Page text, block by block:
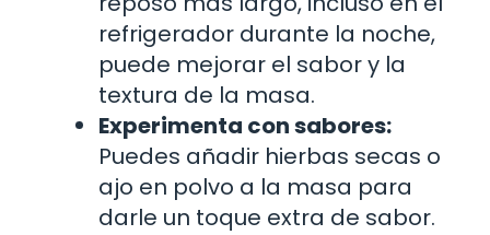
refrigerador durante la noche,
puede mejorar el sabor y la
textura de la masa.
Experimenta con sabores:
Puedes añadir hierbas secas o
ajo en polvo a la masa para
darle un toque extra de sabor.